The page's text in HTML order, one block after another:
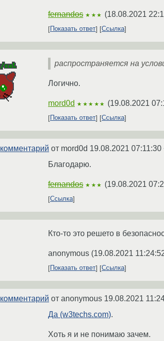
fernandos ★★★ (18.08.2021
Показать ответ
Ссылка
распространяется на
Логично.
mord0d ★★★★★ (19.08.2021
Показать ответ Ссылка
комментарий от mord0d 19.08.2021 07:11:30
Благодарю.
fernandos ★★★ (19.08.2021
Ссылка
Кто-то это решето в
anonymous (19.08.2021
Показать ответ Ссылка
комментарий от anonymous 19.08.2021
Да (w3techs.com).
Хоть я и не понимаю зачем.